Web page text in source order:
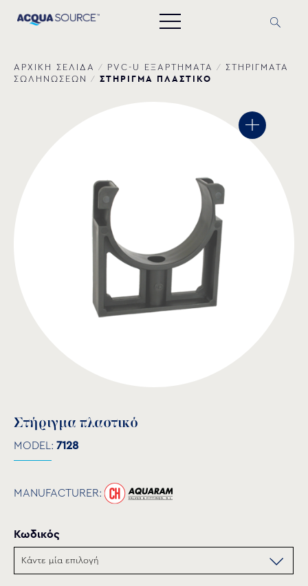
ΑΡΧΙΚΗ ΣΕΛΙΔΑ / PVC-U ΕΞΑΡΤΗΜΑΤΑ / ΣΤΗΡΙΓΜΑΤΑ
ΣΩΛΗΝΩΣΕΩΝ
/ ΣΤΗΡΙΓΜΑ ΠΛΑΣΤΙΚΟ
Στήριγμα πλαστικό
MODEL: 7128
MANUFACTURER:
Κωδικός